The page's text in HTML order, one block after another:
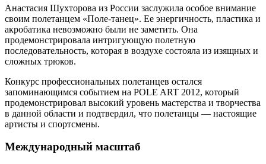
Анастасия Шухторова из России заслужила особое внимание
своим полетанцем «Поле-танец». Ее энергичность, пластика и
акробатика невозможно были не заметить. Она
продемонстрировала интригующую полетную
последовательность, которая в воздухе состояла из изящных и
сложных трюков.
Конкурс профессиональных полетанцев остался
запоминающимся событием на POLE ART 2012, который
продемонстрировал высокий уровень мастерства и творчества
в данной области и подтвердил, что полетанцы — настоящие
артисты и спортсмены.
Международный масштаб